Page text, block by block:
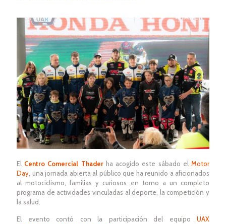
El Centro Comercial Thaderha acogido este sábado elMotor
Day, una jornada abierta al público que ha reunido a aficionados
al motociclismo, familias y curiosos en torno a un completo
programa de actividades vinculadas al deporte, la competición y
la salud.
El evento contó con la participación del equipo UAX